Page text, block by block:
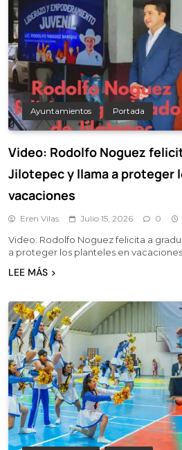
Ayuntamientos Portada
Video: Rodolfo Noguez
Jilotepec y llama a proteger
vacaciones
Eren Vilas Julio 15, 2026 0
Video: Rodolfo Noguez felicita a
a proteger los planteles en vacaciones
LEE MÁS